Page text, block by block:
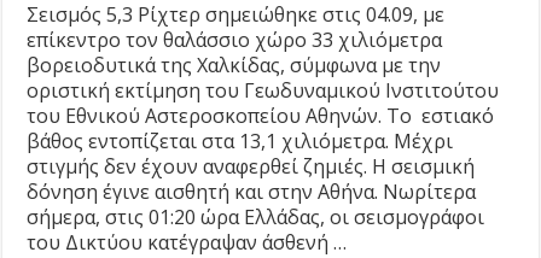
Σεισμός 5,3 Ρίχτερ σημειώθηκε στις 04.09, με
επίκεντρο τον θαλάσσιο χώρο 33 χιλιόμετρα
βορειοδυτικά της Χαλκίδας, σύμφωνα με την
οριστική εκτίμηση του Γεωδυναμικού Ινστιτούτου
του Εθνικού Αστεροσκοπείου Αθηνών. Το εστιακό
βάθος εντοπίζεται στα 13,1 χιλιόμετρα. Μέχρι
στιγμής δεν έχουν αναφερθεί ζημιές. Η σεισμική
δόνηση έγινε αισθητή και στην Αθήνα. Νωρίτερα
σήμερα, στις 01:20 ώρα Ελλάδας, οι σεισμογράφοι
του Δικτύου κατέγραψαν άσθενή …